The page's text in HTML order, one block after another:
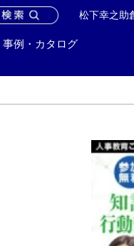
松下幸之助
事例・カタログ
い合わせ メー